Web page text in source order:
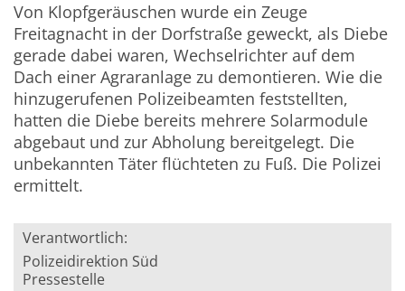
Von Klopfgeräuschen wurde ein Zeuge
Freitagnacht in der Dorfstraße geweckt, als Diebe
gerade dabei waren, Wechselrichter auf dem
Dach einer Agraranlage zu demontieren. Wie die
hinzugerufenen Polizeibeamten feststellten,
hatten die Diebe bereits mehrere Solarmodule
abgebaut und zur Abholung bereitgelegt. Die
unbekannten Täter flüchteten zu Fuß. Die Polizei
ermittelt.
Verantwortlich:
Polizeidirektion Süd
Pressestelle